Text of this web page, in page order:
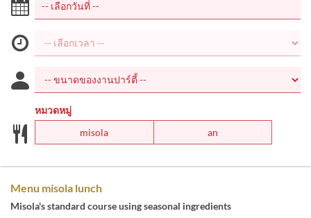
หมวดหมู่
misola
an
Menu misola lunch
Misola's standard course using seasonal ingredients